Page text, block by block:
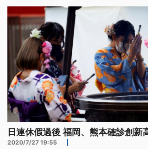
多觀光業者打出優惠價格，讓各地
少，讓各地觀光設施防疫工作不
日連休假過後 福岡、熊本確診創新
2020/7/27 19:55